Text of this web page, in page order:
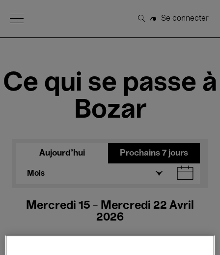
Open Menu
Rechercher
Se connecter
Ce qui se passe à
Bozar
Aujourd'hui Prochains 7 jours
Mois
Mercredi 15 - Mercredi 22 Avril
2026